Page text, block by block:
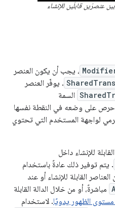
عنصرَين قابلَين للإنشاء
، يجب أن يكون العنصر
. يوفّر العنصر
السمة
على وضعه في النقطة نفسها
لواجهة المستخدم التي تحتوي
للإنشاء داخل
. يتم توفير ذلك عادةً باستخدام
العناصر القابلة للإنشاء أو عند
مباشرةً، أو من خلال الدالة القابلة
مستوى الظهور يدويًا. لاستخدام